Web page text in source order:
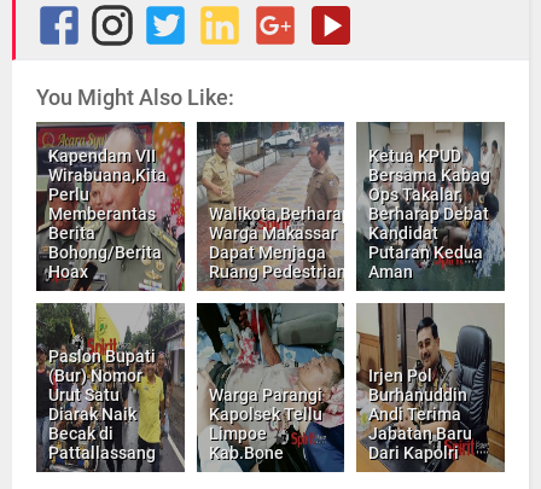
You Might Also Like:
Kapendam VII
Wirabuana,Kita
Perlu
Memberantas
Berita
Bohong/Berita
Hoax
Walikota,Berharap
Warga Makassar
Dapat Menjaga
Ruang Pedestrian
Ketua KPUD
Bersama Kabag
Ops Takalar,
Berharap Debat
Kandidat
Putaran Kedua
Aman
Paslon Bupati
(Bur) Nomor
Urut Satu
Diarak Naik
Becak di
Pattallassang
Warga Parangi
Kapolsek Tellu
Limpoe
Kab.Bone
Irjen Pol
Burhanuddin
Andi Terima
Jabatan Baru
Dari Kapolri